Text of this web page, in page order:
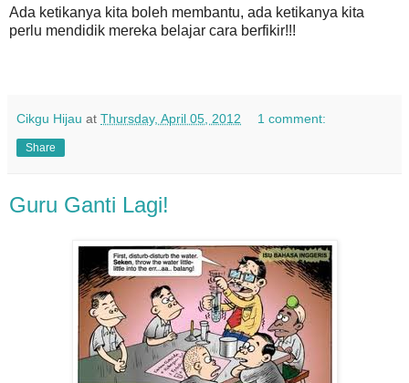
Ada ketikanya kita boleh membantu, ada ketikanya kita
perlu mendidik mereka belajar cara berfikir!!!
Cikgu Hijau at Thursday, April 05, 2012 1 comment:
Share
Guru Ganti Lagi!